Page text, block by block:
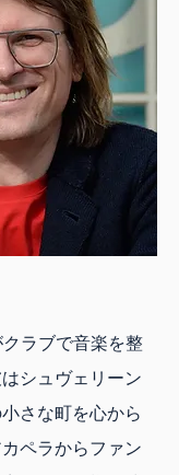
クラブで音楽を整
シュヴェリーン
さな町を心から
ペラからファン